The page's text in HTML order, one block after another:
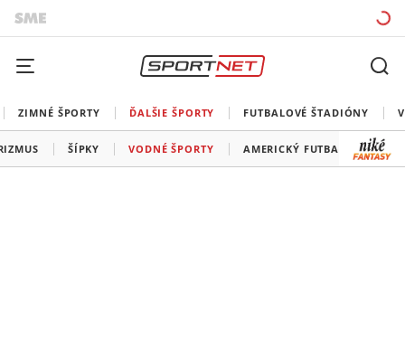
ZIMNÉ ŠPORTY ĎALŠIE ŠPORTY FUTBALOVÉ ŠTADIÓNY
ŠÍPKY VODNÉ ŠPORTY AMERICKÝ FUTBAL